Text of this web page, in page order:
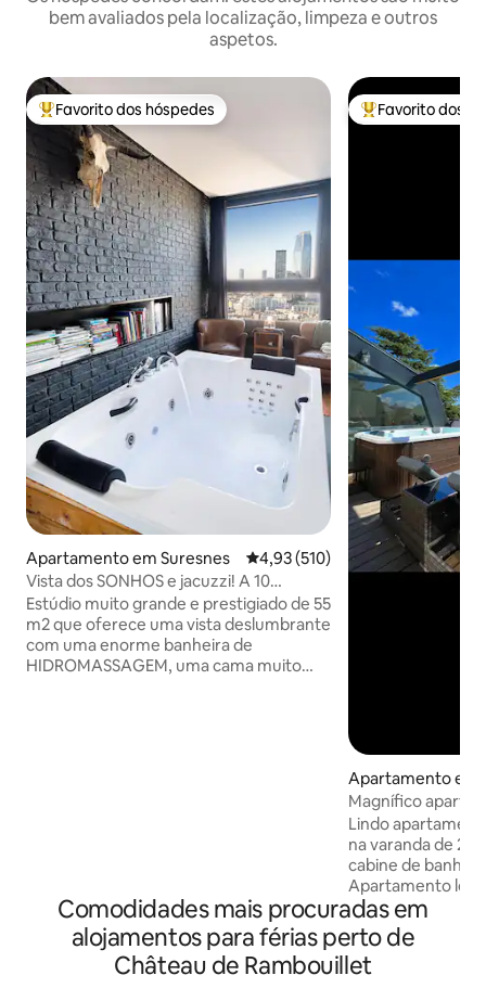
bem avaliados pela localização, limpeza e outros
aspetos.
Favoritos dos hóspedes mais apreciados
Favorito dos hóspedes
Apartamento em Suresnes Classificação média de 4,93 em
4,93 (510)
Vista dos SONHOS e jacuzzi! A 10
minutos do centro de PARIS!
Estúdio muito grande e prestigiado de 55
m2 que oferece uma vista deslumbrante
com uma enorme banheira de
HIDROMASSAGEM, uma cama muito
champanhe e morangos! 🌹🥂🍓
Favoritos dos
Favorito dos
Apartamento em
Magnífico
jacuzzi perto de
Lindo
na varanda de
cabine de banho
Apartamento
uma casa,
com uma grande
terraço de 20 m²
hidromassagem,
Comodidades mais procuradas em
alojamentos para férias perto de
Château de Rambouillet